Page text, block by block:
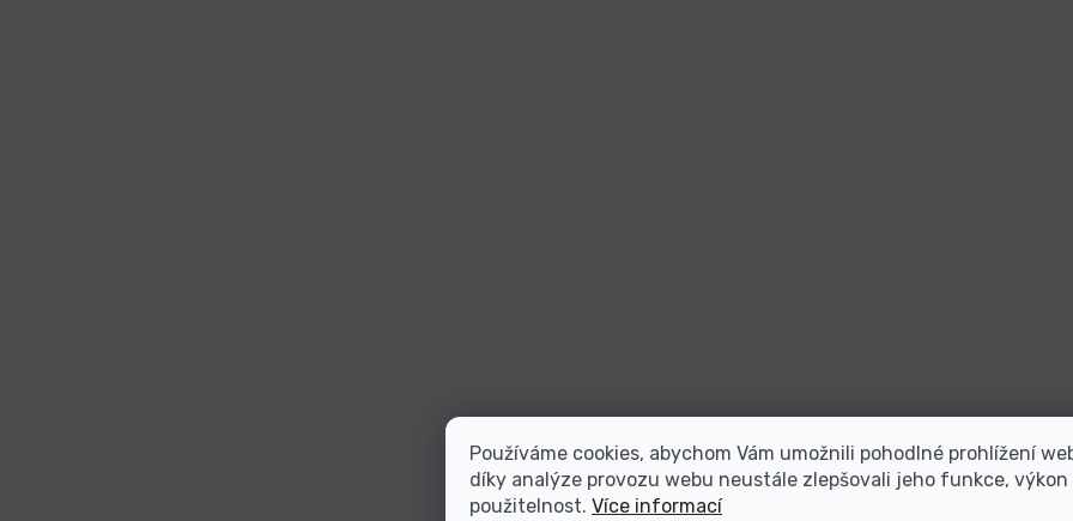
Používáme cookies, abychom Vám umožnili pohodlné prohlížení
díky analýze provozu webu neustále zlepšovali jeho funkce, výkon
použitelnost. Více informací